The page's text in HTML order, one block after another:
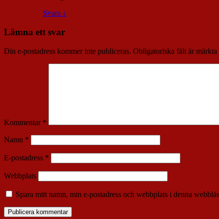
Svara ↓
Lämna ett svar
Din e-postadress kommer inte publiceras. Obligatoriska fält är märkta
Kommentar *
Namn *
E-postadress *
Webbplats
Spara mitt namn, min e-postadress och webbplats i denna